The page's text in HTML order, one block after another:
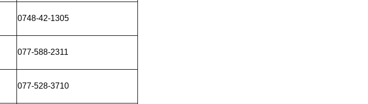
0748-42-1305
077-588-2311
077-528-3710